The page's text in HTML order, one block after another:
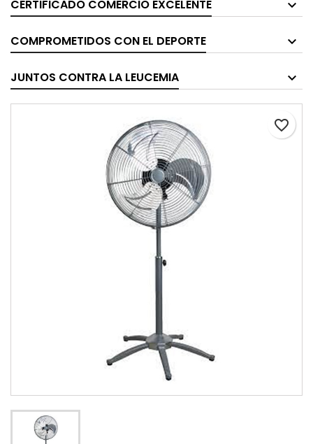
CERTIFICADO COMERCIO EXCELENTE
COMPROMETIDOS CON EL DEPORTE
JUNTOS CONTRA LA LEUCEMIA
favorite_border